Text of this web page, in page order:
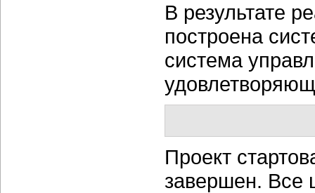
В результате
построена
система
Проект
завершен. Все